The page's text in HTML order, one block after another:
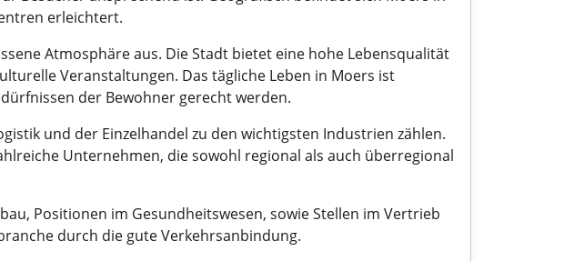
erleichtert.
Atmosphäre aus. Die Stadt bietet eine hohe Lebensqualität
Veranstaltungen. Das tägliche Leben in Moers ist
der Bewohner gerecht werden.
und der Einzelhandel zu den wichtigsten Industrien zählen.
Unternehmen, die sowohl regional als auch überregional
Positionen im Gesundheitswesen, sowie Stellen im Vertrieb
durch die gute Verkehrsanbindung.